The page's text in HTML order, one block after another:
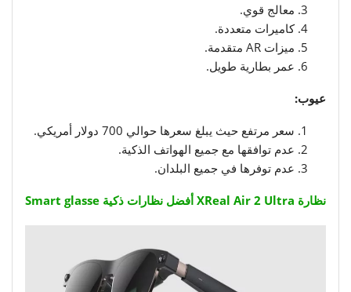
معالج قوي.
كاميرات متعددة.
ميزات AR متقدمة.
عمر بطارية طويل.
عيوب:
سعر مرتفع حيث يبلغ سعرها حوالي 700 دولار أمريكي.
عدم توافقها مع جميع الهواتف الذكية.
عدم توفرها في جميع البلدان.
نظارة XReal Air 2 Ultra أفضل نظارات ذكية Smart glasse